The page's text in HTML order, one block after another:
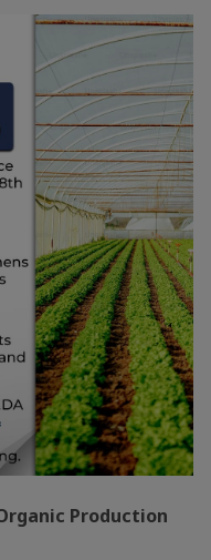
Production